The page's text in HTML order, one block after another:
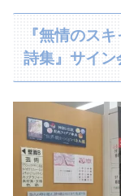
『無情のス
詩集』サイン